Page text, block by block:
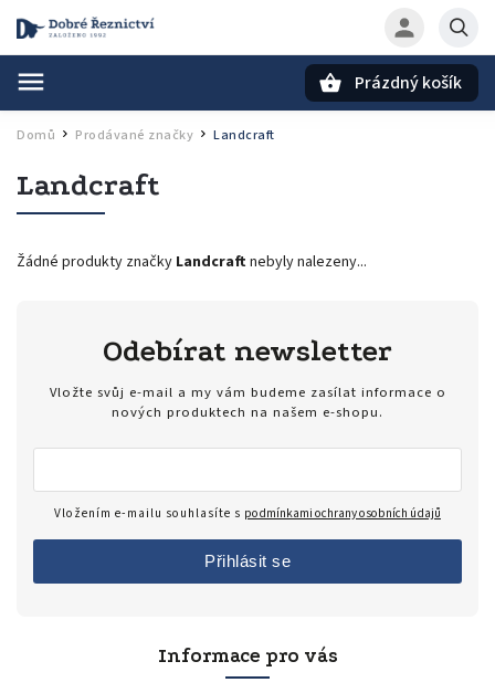
Prázdný košík
Domů / Prodávané značky / Landcraft
Landcraft
Žádné produkty značky Landcraftnebyly nalezeny...
Informace pro vás
Odebírat newsletter
Vložte svůj e-mail a my vám budeme zasílat informace o
nových produktech na našem e-shopu.
Vložením e-mailu souhlasíte s podmínkami ochrany osobních údajů
Přihlásit se